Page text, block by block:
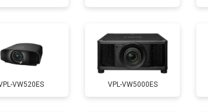
от 50 мин
VW520ES VPL-VW5000ES